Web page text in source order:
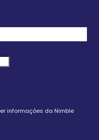
informações da Nimble